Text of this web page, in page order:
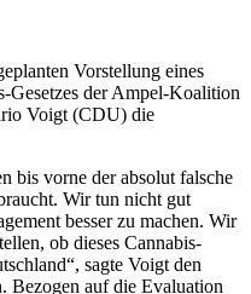
Vorstellung eines
Gesetzes der Ampel-Koalition
Voigt (CDU) die
bis vorne der absolut falsche
Wir tun nicht gut
besser zu machen. Wir
ob dieses Cannabis-
sagte Voigt den
Bezogen auf die Evaluation